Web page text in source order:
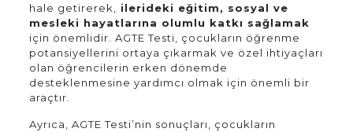
hale getirerek,
ilerideki eğitim, sosyal ve
mesleki hayatlarına olumlu katkı sağlamak
için önemlidir. AGTE Testi, çocukların öğrenme
potansiyellerini ortaya çıkarmak ve özel ihtiyaçları
olan öğrencilerin erken dönemde
desteklenmesine yardımcı olmak için önemli bir
araçtır.
Ayrıca, AGTE Testi’nin sonuçları, çocukların